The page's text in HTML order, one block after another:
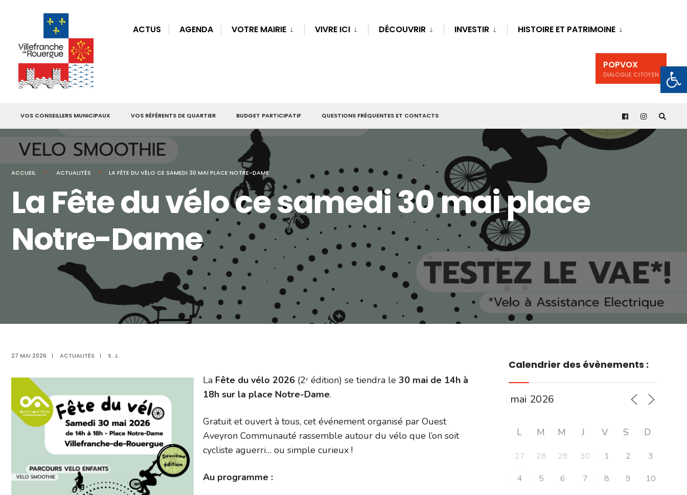
ACTUS AGENDA VOTRE MAIRIE VIVRE ICI DÉCOUVRIR INVESTIR HISTOIRE ET PATRIMOINE
POPVOX
DIALOGUE CITOYEN
VOS CONSEILLERS MUNICIPAUX VOS RÉFÉRENTS DE QUARTIER BUDGET PARTICIPATIF QUESTIONS FRÉQUENTES ET CONTACTS
ACCUEIL ACTUALITÉS LA FÊTE DU VÉLO CE SAMEDI 30 MAI PLACE NOTRE-DAME
La Fête du vélo ce samedi 30 mai place
Notre-Dame
27 MAI 2026 | ACTUALITÉS | S. J.
La Fête du vélo 2026 (2ᵉ édition) se tiendra le 30 mai de 14h à
18h sur la place Notre-Dame.
Gratuit et ouvert à tous, cet événement organisé par Ouest
Aveyron Communauté rassemble autour du vélo que l’on soit
cycliste aguerri… ou simple curieux !
Au programme :
Calendrier des évènements :
L M M J V S D
27 28 29 30 1 2
3
4
5 6 7 8 9
10